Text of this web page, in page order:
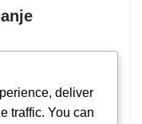
esencial dentro
a los jugadores
que elevan
deliver
traffic. You can